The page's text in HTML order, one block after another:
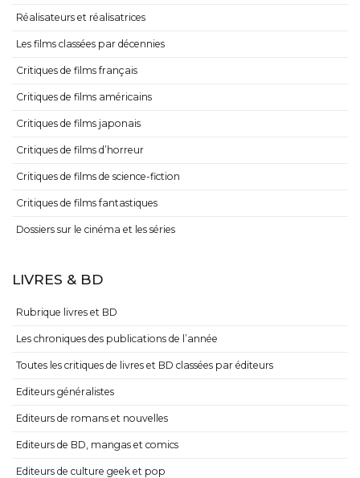
Réalisateurs et réalisatrices
Les films classées par décennies
Critiques de films français
Critiques de films américains
Critiques de films japonais
Critiques de films d’horreur
Critiques de films de science-fiction
Critiques de films fantastiques
Dossiers sur le cinéma et les séries
LIVRES & BD
Rubrique livres et BD
Les chroniques des publications de l’année
Toutes les critiques de livres et BD classées par éditeurs
Editeurs généralistes
Editeurs de romans et nouvelles
Editeurs de BD, mangas et comics
Editeurs de culture geek et pop